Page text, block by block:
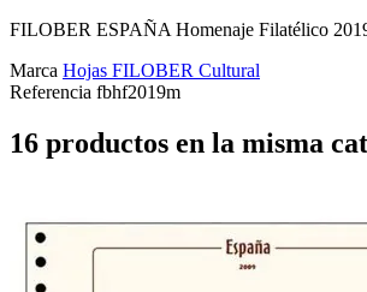
FILOBER ESPAÑA Homenaje Filatélico
Marca Hojas FILOBER Cultural
Referencia fbhf2019m
16 productos en la misma